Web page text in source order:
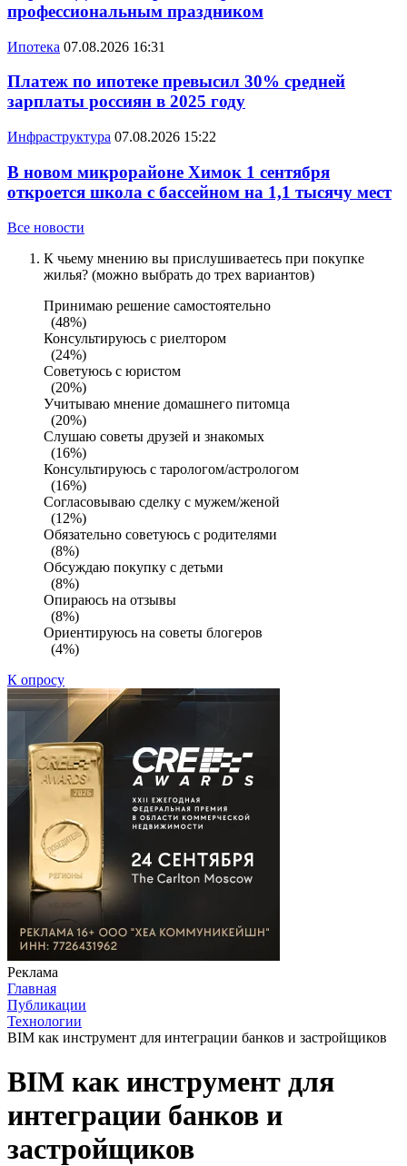
профессиональным праздником
Ипотека 07.08.2026 16:31
Платеж по ипотеке превысил 30% средней
зарплаты россиян в 2025 году
Инфраструктура 07.08.2026 15:22
В новом микрорайоне Химок 1 сентября
откроется школа с бассейном на 1,1 тысячу мест
Все новости
К чьему мнению вы прислушиваетесь при покупке
жилья? (можно выбрать до трех вариантов)
Принимаю решение самостоятельно
(48%)
Консультируюсь с риелтором
(24%)
Советуюсь с юристом
(20%)
Учитываю мнение домашнего питомца
(20%)
Слушаю советы друзей и знакомых
(16%)
Консультируюсь с тарологом/астрологом
(16%)
Согласовываю сделку с мужем/женой
(12%)
Обязательно советуюсь с родителями
(8%)
Обсуждаю покупку с детьми
(8%)
Опираюсь на отзывы
(8%)
Ориентируюсь на советы блогеров
(4%)
К опросу
Реклама
Главная
Публикации
Технологии
BIM как инструмент для интеграции банков и застройщиков
BIM как инструмент для
интеграции банков и
застройщиков